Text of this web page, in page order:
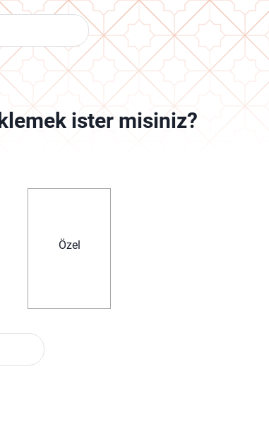
ister misiniz?
Özel